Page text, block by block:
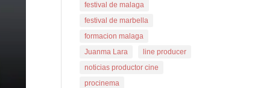
festival de malaga
festival de marbella
formacion malaga
Juanma Lara
line producer
noticias productor cine
procinema